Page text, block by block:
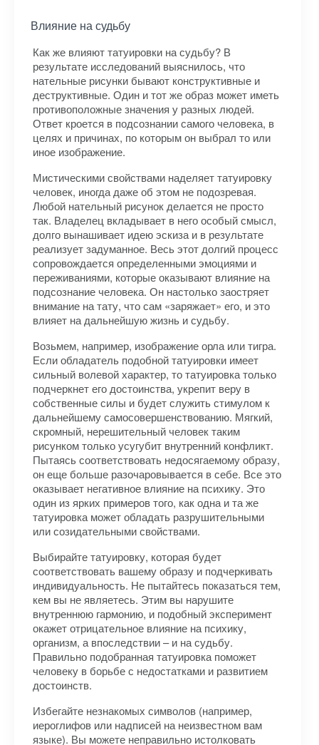
Влияние на судьбу
Как же влияют татуировки на судьбу? В
результате исследований выяснилось, что
нательные рисунки бывают конструктивные и
деструктивные. Один и тот же образ может иметь
противоположные значения у разных людей.
Ответ кроется в подсознании самого человека, в
целях и причинах, по которым он выбрал то или
иное изображение.
Мистическими свойствами наделяет татуировку
человек, иногда даже об этом не подозревая.
Любой нательный рисунок делается не просто
так. Владелец вкладывает в него особый смысл,
долго вынашивает идею эскиза и в результате
реализует задуманное. Весь этот долгий процесс
сопровождается определенными эмоциями и
переживаниями, которые оказывают влияние на
подсознание человека. Он настолько заостряет
внимание на тату, что сам «заряжает» его, и это
влияет на дальнейшую жизнь и судьбу.
Возьмем, например, изображение орла или тигра.
Если обладатель подобной татуировки имеет
сильный волевой характер, то татуировка только
подчеркнет его достоинства, укрепит веру в
собственные силы и будет служить стимулом к
дальнейшему самосовершенствованию. Мягкий,
скромный, нерешительный человек таким
рисунком только усугубит внутренний конфликт.
Пытаясь соответствовать недосягаемому образу,
он еще больше разочаровывается в себе. Все это
оказывает негативное влияние на психику. Это
один из ярких примеров того, как одна и та же
татуировка может обладать разрушительными
или созидательными свойствами.
Выбирайте татуировку, которая будет
соответствовать вашему образу и подчеркивать
индивидуальность. Не пытайтесь показаться тем,
кем вы не являетесь. Этим вы нарушите
внутреннюю гармонию, и подобный эксперимент
окажет отрицательное влияние на психику,
организм, а впоследствии – и на судьбу.
Правильно подобранная татуировка поможет
человеку в борьбе с недостатками и развитием
достоинств.
Избегайте незнакомых символов (например,
иероглифов или надписей на неизвестном вам
языке). Вы можете неправильно истолковать